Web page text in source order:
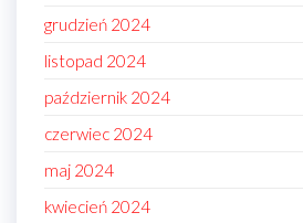
grudzień 2024
listopad 2024
październik 2024
czerwiec 2024
maj 2024
kwiecień 2024